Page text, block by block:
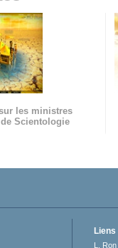
les ministres
Scientologie
Liens
L.